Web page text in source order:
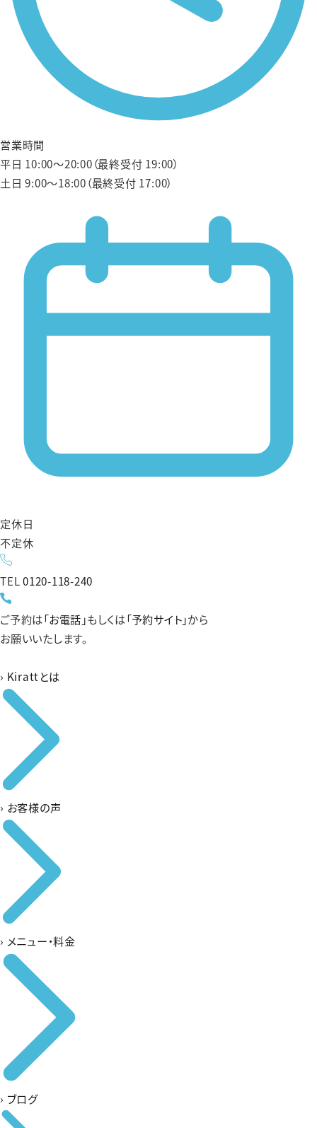
営業時間
平日 10:00〜20:00（最終受付 19:00）
土日 9:00〜18:00（最終受付 17:00）
定休日
不定休
TEL0120-118-240
ご予約は「お電話」もしくは「予約サイト」から
お願いいたします。
› Kirattとは
› お客様の声
› メニュー・料金
› ブログ